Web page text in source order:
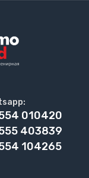
010420
403839
104265